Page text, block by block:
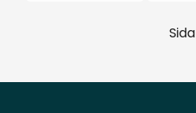
Sida